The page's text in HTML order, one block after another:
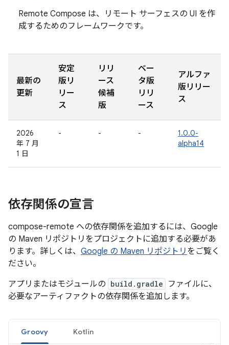
Remote Compose は、リモート サーフェスの UI を作
成するためのフレームワークです。
最新の
更新
安定
版リ
リー
ス
リリ
ース
候補
版
ベー
タ版
リリ
ース
アルファ
版リリー
ス
2026
年 7 月
1 日
- - -
1.0.0-
alpha14
依存関係の宣言
compose-remote への依存関係を追加するには、Google
の Maven リポジトリをプロジェクトに追加する必要があ
ります。詳しくは、 Google の Maven リポジトリ をご覧く
ださい。
アプリまたはモジュールの build.gradle
ファイルに、
必要なアーティファクトの依存関係を追加します。
Groovy Kotlin